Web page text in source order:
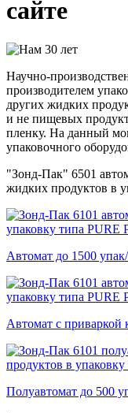
сайте
Научно-
производителем
других жидких
и не пищевых
пленку. На данный
упаковочного
"Зонд-Пак" 6501
жидких продуктов в
Автомат до 1500
Автомат с
Полуавтомат до 500